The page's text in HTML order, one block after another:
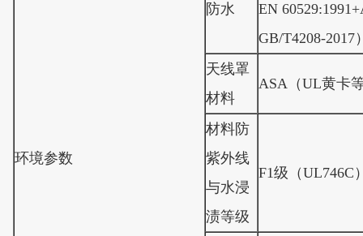
环境参数
防水
EN
GB/T4208-2017
天线罩
材料
ASA（UL黄卡
材料防
紫外线
与水浸
渍等级
F1级（UL746C